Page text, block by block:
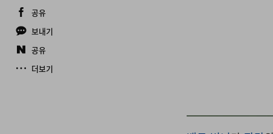
공유
보내기
공유
더보기